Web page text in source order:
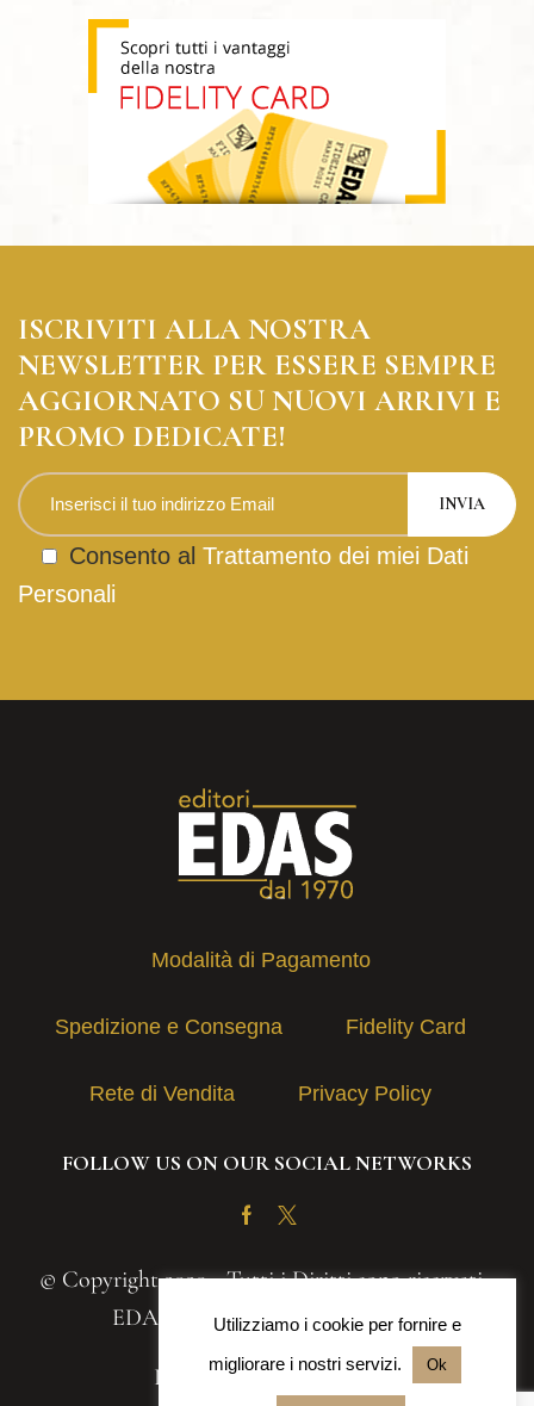
ISCRIVITI ALLA NOSTRA
NEWSLETTER PER ESSERE SEMPRE
AGGIORNATO SU NUOVI ARRIVI E
PROMO DEDICATE!
Consento al Trattamento dei miei Dati
Personali
Modalità di Pagamento
Spedizione e Consegna Fidelity Card
Rete di Vendita Privacy Policy
FOLLOW US ON OUR SOCIAL NETWORKS
Facebook
Twitter
© Copyright 2020 - Tutti i Diritti sono riservati -
EDAS S.A.S. | P.IVA 03131030839
Powered byIteranea srl
Utilizziamo i cookie per fornire e
migliorare i nostri servizi.
Ok